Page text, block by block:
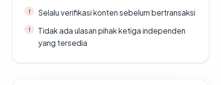
Selalu verifikasi konten sebelum bertransaksi
Tidak ada ulasan pihak ketiga independen
yang tersedia